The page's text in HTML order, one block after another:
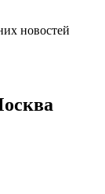
новостей